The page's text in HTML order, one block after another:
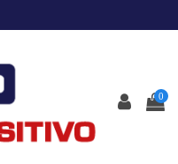
0